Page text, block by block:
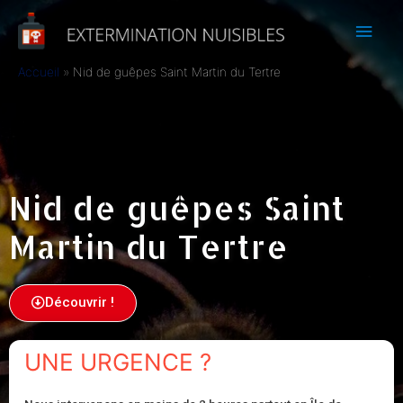
Accueil Nid de guêpes Saint Martin du Tertre
Nid de guêpes Saint
Martin du Tertre
Découvrir !
UNE URGENCE ?